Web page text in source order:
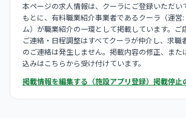
本ページの求人情報は、クーラにご登録いただい
もとに、有料職業紹介事業者であるクーラ（運営
ム）が職業紹介の一環として掲載しています。ご
ご連絡・日程調整はすべてクーラが仲介し、求職
のご連絡は発生しません。掲載内容の修正、また
込みはこちらから受け付けています。
掲載情報を編集する（施設アプリ登録） 掲載停止